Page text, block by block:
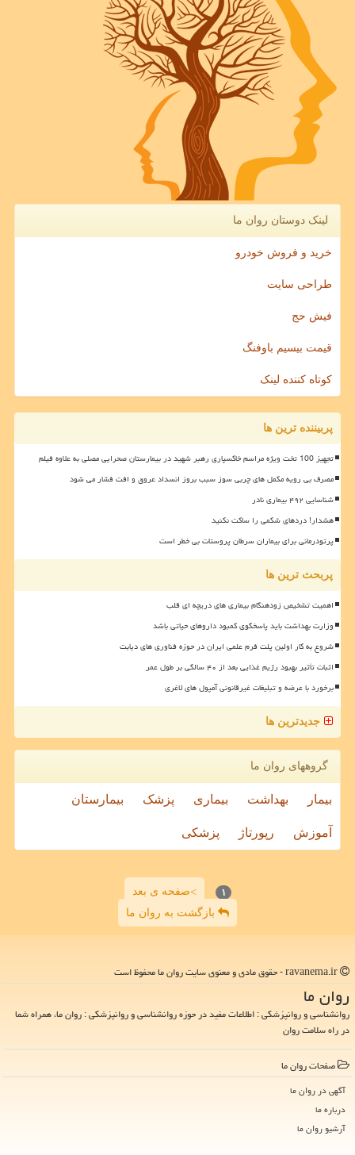
لینک دوستان روان ما
خرید و فروش خودرو
طراحی سایت
فیش حج
قیمت بیسیم باوفنگ
کوتاه کننده لینک
پربیننده ترین ها
تجهیز 100 تخت ویژه مراسم خاکسپاری رهبر شهید در بیمارستان صحرایی مصلی به علاوه فیلم
مصرف بی رویه مکمل های چربی سوز سبب بروز انسداد عروق و افت فشار می شود
شناسایی ۴۹۲ بیماری نادر
هشدار! دردهای شکمی را ساکت نکنید
پرتودرمانی برای بیماران سرطان پروستات بی خطر است
پربحث ترین ها
اهمیت تشخیص زودهنگام بیماری های دریچه ای قلب
وزارت بهداشت باید پاسخگوی کمبود داروهای حیاتی باشد
شروع به کار اولین پلت فرم علمی ایران در حوزه فناوری های دیابت
اثبات تأثیر بهبود رژیم غذایی بعد از ۴۰ سالگی بر طول عمر
برخورد با عرضه و تبلیغات غیرقانونی آمپول های لاغری
جدیدترین ها
گروههای روان ما
بیمار بهداشت بیماری پزشک بیمارستان
آموزش رپورتاژ پزشکی
۱ >صفحه ی بعد
بازگشت به روان ما
روان ما
روانشناسی و روانپزشکی : اطلاعات مفید در حوزه روانشناسی و روانپزشکی : روان ما، همراه شما
در راه سلامت روان
صفحات روان ما
آگهی در روان ما
درباره ما
آرشیو روان ما